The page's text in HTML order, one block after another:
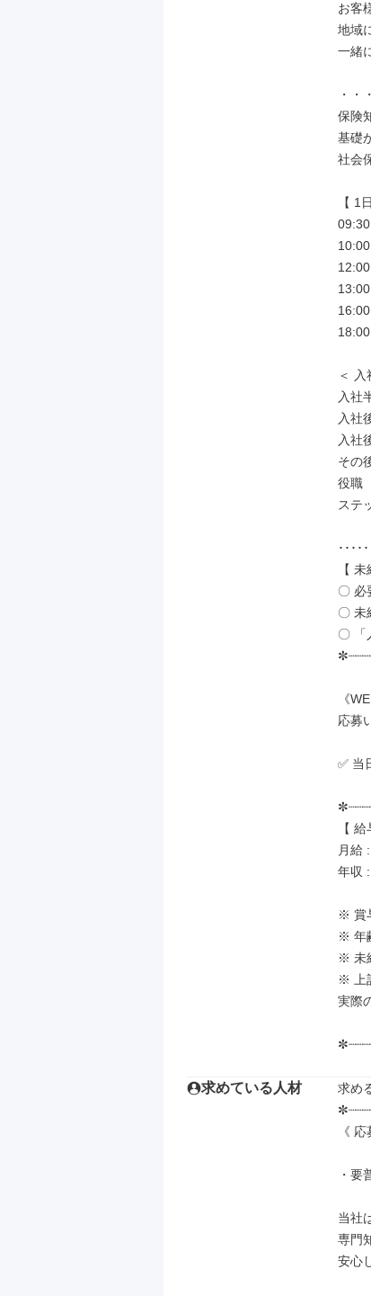
お客
地域
一緒
・・
保険
基礎
社会
【 1
＜ 入
入社
入社
入社
その
役職
ステ
････
【
〇 必
〇 未
〇 「
《
応募
✅ 当
【 給
月給
年収
※ 賞
※ 年
※ 未
※ 上
実際
求めている人材
求め
《
・要
当社
専門
安心